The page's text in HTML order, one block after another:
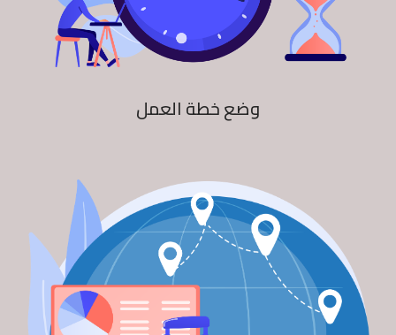
وضع خطة العمل